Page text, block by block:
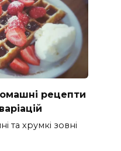
рецепти
та хрумкі зовні